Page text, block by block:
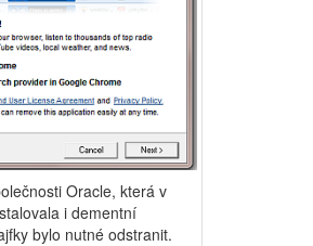
Oracle, která v
i dementní
bylo nutné odstranit.